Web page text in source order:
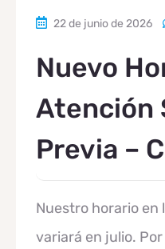
22 de junio de 2026
Nuevo
Atención
Previa –
Nuestro horario en
variará en julio.